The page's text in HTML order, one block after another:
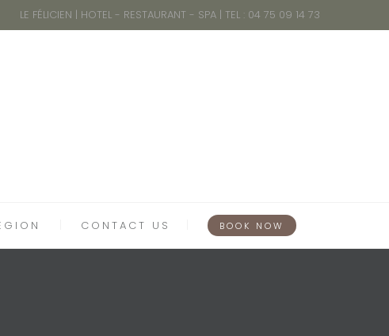
LE FÉLICIEN | HOTEL - RESTAURANT - SPA | TEL : 04 75 09 14 73
CONTACT US BOOK NOW